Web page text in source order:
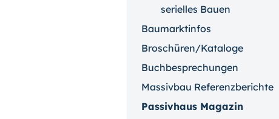
serielles Bauen
Baumarktinfos
Broschüren/Kataloge
Buchbesprechungen
Massivbau Referenzberichte
Passivhaus Magazin